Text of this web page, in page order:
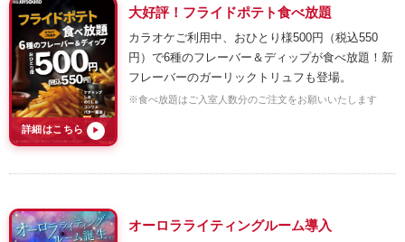
詳細はこちら ▶
大好評！フライドポテト食べ放題
カラオケご利用中、おひとり様500円（税込550
円）で6種のフレーバー＆ディップが食べ放題！新
フレーバーのガーリックトリュフも登場。
※食べ放題はご入室人数分のご注文をお願いいたします
オーロラライティングルーム導入